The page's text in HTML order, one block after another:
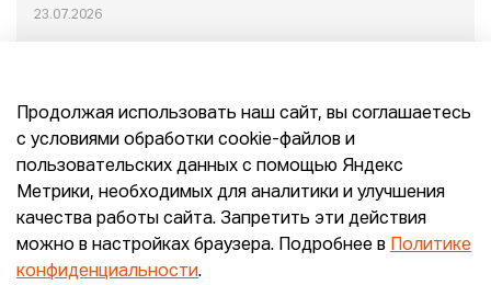
23.07.2026
Конец эпохи маркетплейсов: прогнозы сооснователя
Mr.Doors Максима Валецкого
26.06.2026
Продолжая использовать наш сайт, вы соглашаетесь
с условиями обработки cookie-файлов и
пользовательских данных с помощью Яндекс
Метрики, необходимых для аналитики и улучшения
качества работы сайта. Запретить эти действия
можно в настройках браузера. Подробнее в
Политике
конфиденциальности.